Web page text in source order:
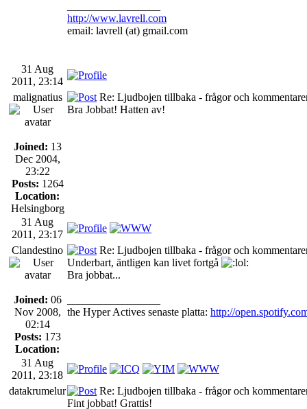
http://www.lavrell.com
email: lavrell (at) gmail.com
31 Aug
2011, 23:14
malignatius
Joined: 13
Dec 2004,
23:22
Posts: 1264
Location:
Helsingborg
Re: Ljudbojen tillbaka - frågor och
Bra Jobbat! Hatten av!
31 Aug
2011, 23:17
Clandestino
Joined: 06
Nov 2008,
02:14
Posts: 173
Location:
Re: Ljudbojen tillbaka - frågor och
Underbart, äntligen kan livet fortgå
Bra jobbat...
the Hyper Actives senaste platta: http://
31 Aug
2011, 23:18
datakrumelur
Re: Ljudbojen tillbaka - frågor och
Fint jobbat! Grattis!